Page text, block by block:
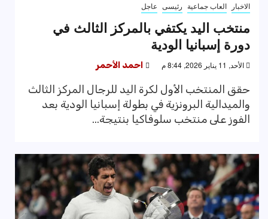
الاخبار العاب جماعية رئيسى عاجل
منتخب اليد يكتفي بالمركز الثالث في
دورة إسبانيا الودية
الأحد, 11 يناير 2026, 8:44 م احمد الأحمر
حقق المنتخب الأول لكرة اليد للرجال المركز الثالث
والميدالية البرونزية في بطولة إسبانيا الودية بعد
الفوز على منتخب سلوفاكيا بنتيجة...